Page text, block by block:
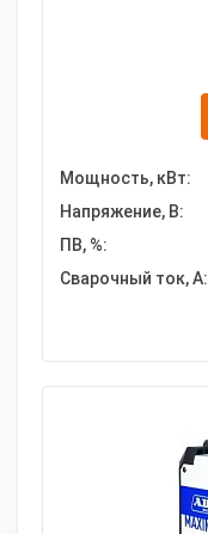
Мощность, кВт:
Напряжение, В:
ПВ, %:
Сварочный ток, А: